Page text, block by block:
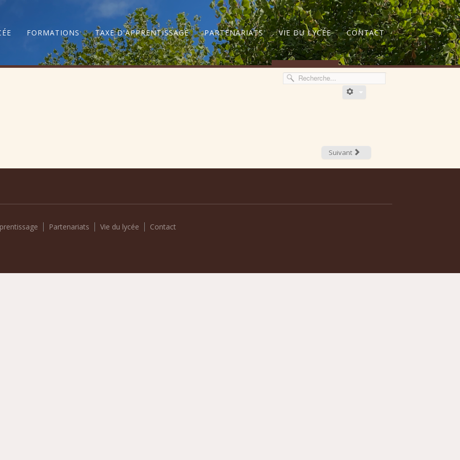
FORMATIONS TAXE D'APPRENTISSAGE PARTENARIATS VIE DU LYCÉE CONTACT
Suivant
Partenariats Vie du lycée
Contact